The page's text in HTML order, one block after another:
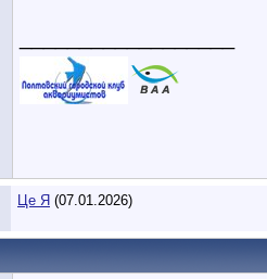
Це Я (07.01.2026)